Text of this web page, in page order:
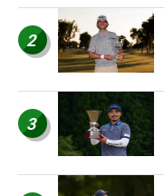
2
3